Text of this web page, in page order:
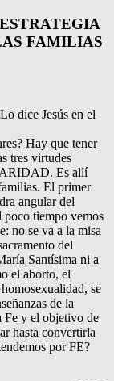
FAMILIAS
dice Jesús en el
Hay que tener
tres virtudes
Es allí
El primer
angular del
tiempo vemos
no se va a la misa
del
Santísima ni a
el aborto, el
se
de la
Fe y el objetivo de
hasta convertirla
por FE?